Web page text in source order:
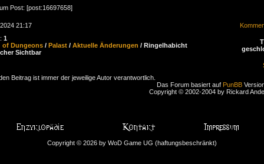
Post: [post:16697658]
21:17
1
of Dungeons / Palast / Aktuelle Änderungen / Ringelhabicht
Sichtbar
Beitrag ist immer der jeweilige Autor verantwortlich.
Das Forum basiert auf PunBB
Copyright © 2002-2004 by Rickard
Copyright © 2026 by WoD Game UG (haftungsbeschränkt)